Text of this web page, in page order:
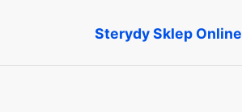
Sterydy Sklep Online